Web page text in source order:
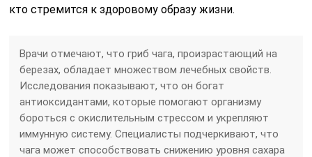
кто стремится к здоровому образу жизни.
Врачи отмечают, что гриб чага, произрастающий на
березах, обладает множеством лечебных свойств.
Исследования показывают, что он богат
антиоксидантами, которые помогают организму
бороться с окислительным стрессом и укрепляют
иммунную систему. Специалисты подчеркивают, что
чага может способствовать снижению уровня сахара